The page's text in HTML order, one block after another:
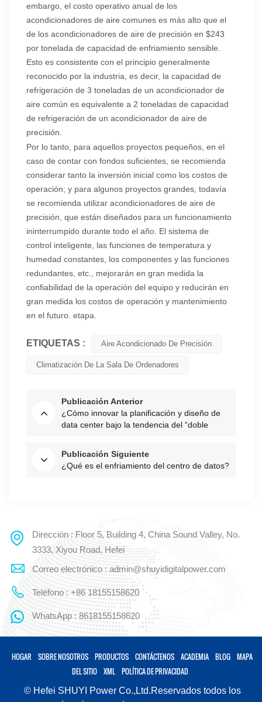
embargo, el costo operativo anual de los
acondicionadores de aire comunes es más alto que el
de los acondicionadores de aire de precisión en $243
por tonelada de capacidad de enfriamiento sensible.
Esto es consistente con el principio generalmente
reconocido por la industria, es decir, la capacidad de
refrigeración de 3 toneladas de un acondicionador de
aire común es equivalente a 2 toneladas de capacidad
de refrigeración de un acondicionador de aire de
precisión.
Por lo tanto, para aquellos proyectos pequeños, en el
caso de contar con fondos suficientes, se recomienda
considerar tanto la inversión inicial como los costos de
operación; y para algunos proyectos grandes, todavía
se recomienda utilizar acondicionadores de aire de
precisión, que están diseñados para un funcionamiento
ininterrumpido durante todo el año. El sistema de
control inteligente, las funciones de temperatura y
humedad constantes, los componentes y las funciones
redundantes, etc., mejorarán en gran medida la
confiabilidad de la operación del equipo y reducirán en
gran medida los costos de operación y mantenimiento
en el futuro. etapa.
ETIQUETAS : Aire Acondicionado De Precisión
Climatización De La Sala De Ordenadores
Publicación Anterior
¿Cómo innovar la planificación y diseño de
data center bajo la tendencia del “doble
Publicación Siguiente
¿Qué es el enfriamiento del centro de datos?
Dirección : Floor 5, Building 4, China Sound Valley, No.
3333, Xiyou Road, Hefei
Correo electrónico : admin@shuyidigitalpower.com
Teléfono : +86 18155158620
WhatsApp : 8618155158620
HOGAR SOBRE NOSOTROS PRODUCTOS CONTÁCTENOS ACADEMIA BLOG
MAPA
DEL SITIO
XML
POLÍTICA DE PRIVACIDAD
© Hefei SHUYI Power Co.,Ltd.Reservados todos los